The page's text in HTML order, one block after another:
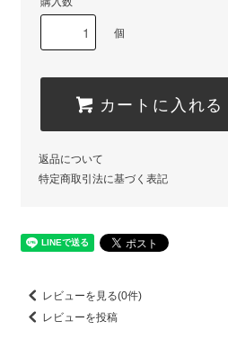
個
カートに入れる
返品について
特定商取引法に基づく表記
レビューを見る(0件)
レビューを投稿